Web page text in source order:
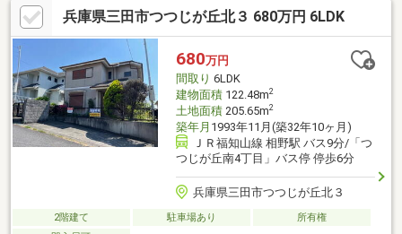
兵庫県三田市つつじが丘北３ 680万円 6LDK
680万円
間取り 6LDK
建物面積122.48m2
土地面積205.65m2
築年月 1993年11月(築32年10ヶ月)
ＪＲ福知山線 相野駅 バス9分/「つ
つじが丘南4丁目」バス停 停歩6分
兵庫県三田市つつじが丘北３
2階建て 駐車場あり
所有権